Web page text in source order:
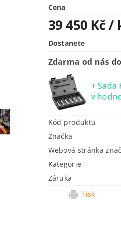
Cena
39 450 Kč/
Dostanete
Zdarma od nás
+ Sada
v
Kód produktu
Značka
Webová stránka
Kategorie
Záruka
Tisk